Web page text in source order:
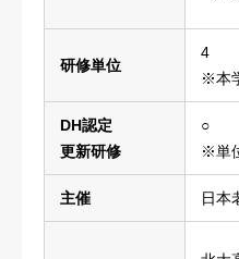
研修単位
4
※本
DH認定
更新研修
○
※単
主催 日本